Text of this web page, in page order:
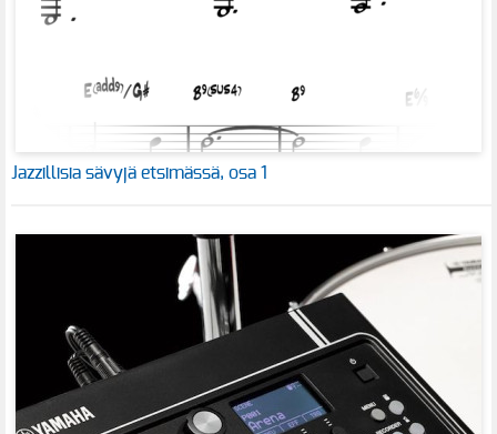
Jazzillisia sävyjä etsimässä, osa 1